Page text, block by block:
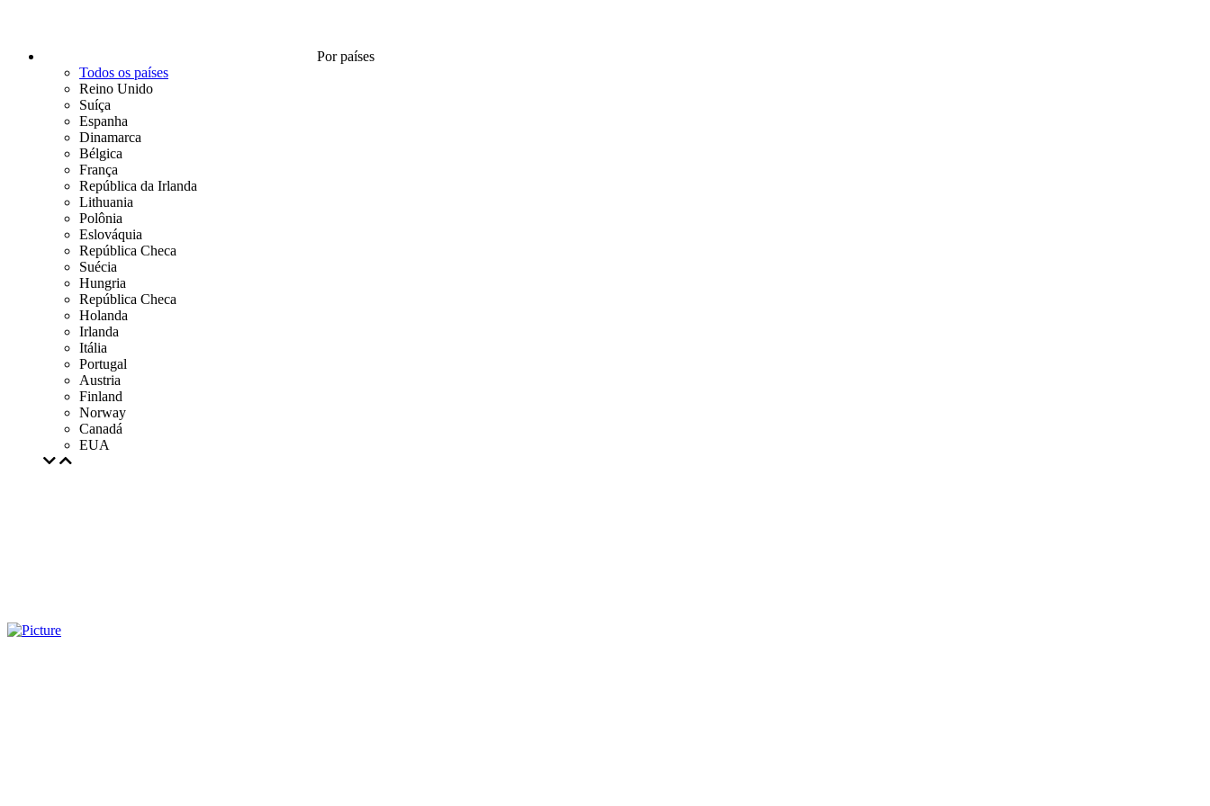
Por países
Todos os países
Reino Unido
Suíça
Espanha
Dinamarca
Bélgica
França
República da Irlanda
Lithuania
Polônia
Eslováquia
República Checa
Suécia
Hungria
República Checa
Holanda
Irlanda
Itália
Portugal
Austria
Finland
Norway
Canadá
EUA